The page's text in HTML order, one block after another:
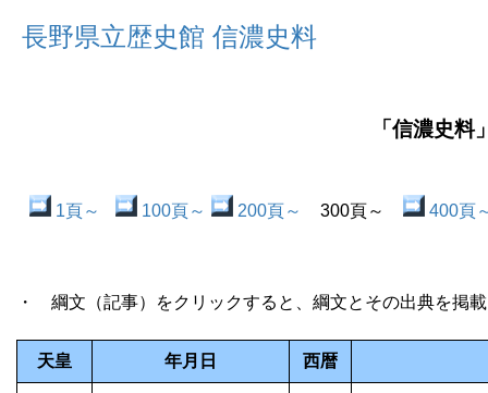
長野県立歴史館 信濃史料
「信濃史
1頁～ 100頁～ 200頁～ 300頁～ 400頁
・ 綱文（記事）をクリックすると、綱文とその出典を掲
天皇 年月日 西暦